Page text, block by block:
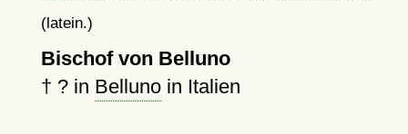
(latein.)
Bischof von Belluno
† ?in Bellunoin Italien